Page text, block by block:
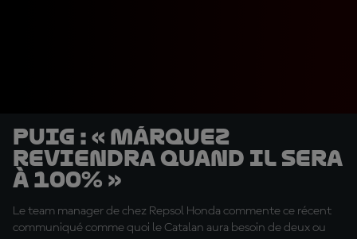
Puig : « Márquez
reviendra quand il sera
à 100% »
Le team manager de chez Repsol Honda commente ce récent
communiqué comme quoi le Catalan aura besoin de deux ou